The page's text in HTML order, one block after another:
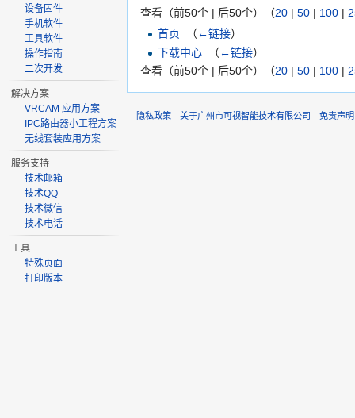
查看（前50个 | 后50个）（20 | 50 | 100 |
首页
（ ←链接）
下载中心
（ ←链接）
查看（前50个 | 后50个）（20 | 50 | 100 |
设备固件
手机软件
工具软件
操作指南
二次开发
解决方案
VRCAM 应用方案
IPC路由器小工程方案
无线套装应用方案
服务支持
技术邮箱
技术QQ
技术微信
技术电话
工具
特殊页面
打印版本
隐私政策 关于广州市可视智能技术有限公司 免责声明